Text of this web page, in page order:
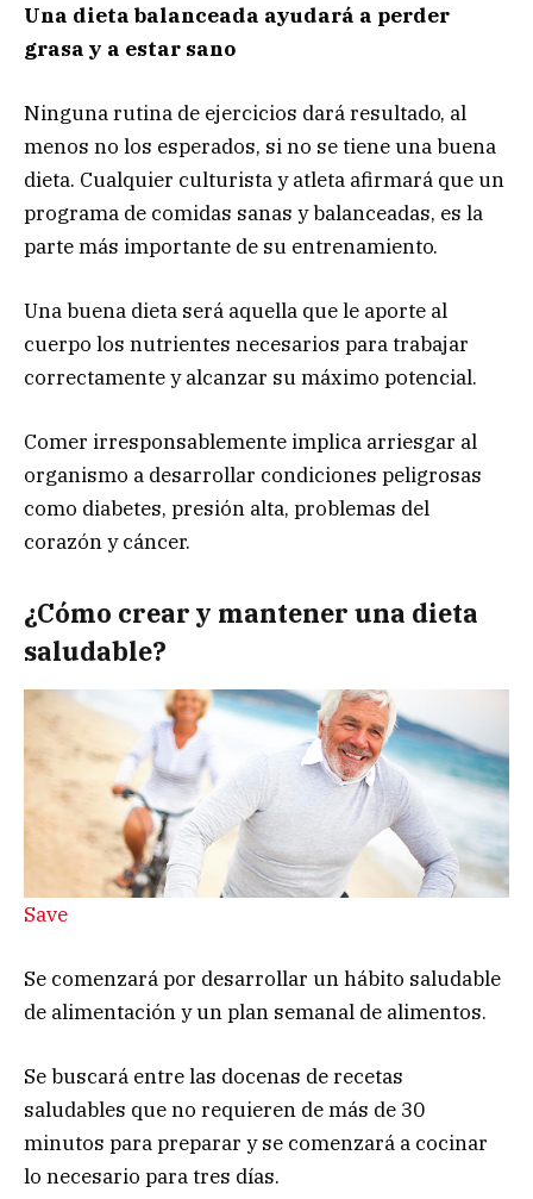
Una dieta balanceada ayudará a perder
grasa y a estar sano
Ninguna rutina de ejercicios dará resultado, al
menos no los esperados, si no se tiene una buena
dieta. Cualquier culturista y atleta afirmará que un
programa de comidas sanas y balanceadas, es la
parte más importante de su entrenamiento.
Una buena dieta será aquella que le aporte al
cuerpo los nutrientes necesarios para trabajar
correctamente y alcanzar su máximo potencial.
Comer irresponsablemente implica arriesgar al
organismo a desarrollar condiciones peligrosas
como diabetes, presión alta, problemas del
corazón y cáncer.
¿Cómo crear y mantener una dieta
saludable?
Save
Se comenzará por desarrollar un hábito saludable
de alimentación y un plan semanal de alimentos.
Se buscará entre las docenas de recetas
saludables que no requieren de más de 30
minutos para preparar y se comenzará a cocinar
lo necesario para tres días.